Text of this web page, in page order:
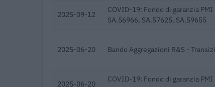
2025-09-12
COVID-19: Fondo di garanzia
SA.56966, SA.57625, SA.59655
2025-06-20 Bando Aggregazioni R&S -
2025-06-20
COVID-19: Fondo di garanzia